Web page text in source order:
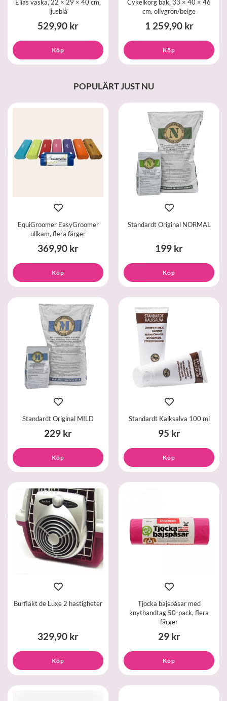
Elias väska, 22 × 29 × 40 cm,
ljusblå
529,90 kr
Köp
Cykelkorg bak, 33 × 40 × 46
cm, olivgrön/beige
1 259,90 kr
Köp
POPULÄRT JUST NU
EquiGroomer EasyGroomer
ullkam, flera färger
369,90 kr
Köp
Standardt Original NORMAL
199 kr
Köp
Standardt Original MILD
229 kr
Köp
Standardt Kalksalva 100 ml
95 kr
Köp
Burfläkt de Luxe 2 hastigheter
329,90 kr
Köp
Tjocka bajspåsar med
knythandtag 50-pack, flera
färger
29 kr
Köp